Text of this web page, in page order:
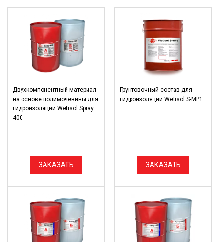
Двухкомпонентный материал
на основе полимочевины для
гидроизоляции Wetisol Spray
400
ЗАКАЗАТЬ
Грунтовочный состав для
гидроизоляции Wetisol S-MP1
ЗАКАЗАТЬ